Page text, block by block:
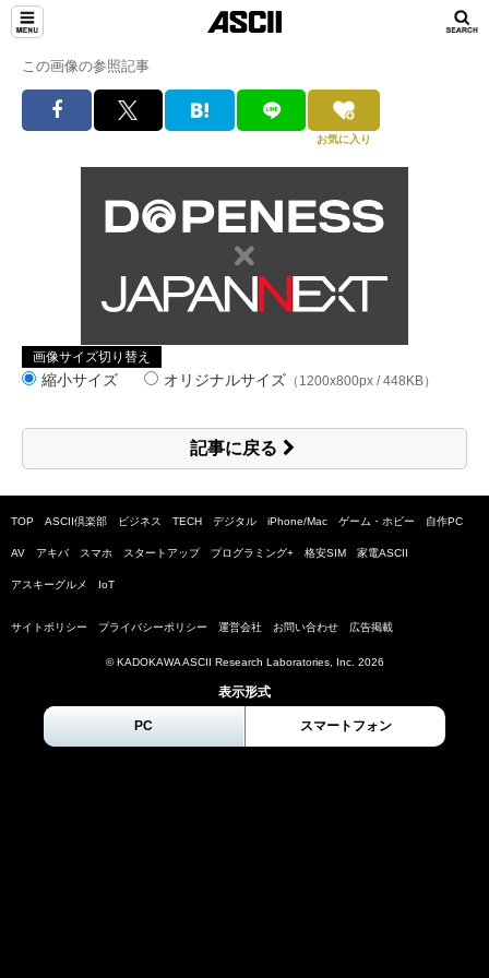
この画像の参照記事
お気に入り
画像サイズ切り替え
縮小サイズ オリジナルサイズ （1200x800px / 448KB）
記事に戻る
TOP ASCII倶楽部 ビジネス TECH デジタル iPhone/Mac ゲーム・ホビー 自作PC
AV アキバ スマホ スタートアップ プログラミング+ 格安SIM 家電ASCII
アスキーグルメ IoT
サイトポリシー プライバシーポリシー 運営会社 お問い合わせ 広告掲載
© KADOKAWA ASCII Research Laboratories, Inc. 2026
表示形式
PC スマートフォン